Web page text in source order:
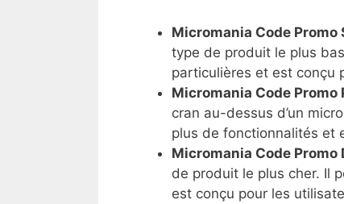
Micromania Code Promo
type de produit le plus
particulières et est conçu
Micromania Code Promo
cran au-dessus d’un
plus de fonctionnalités et
Micromania Code Promo
de produit le plus cher. Il
est conçu pour les